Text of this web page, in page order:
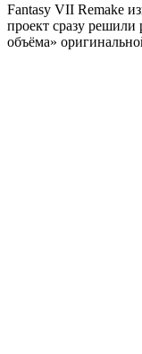
Fantasy VII Remake
проект сразу решили
объёма»